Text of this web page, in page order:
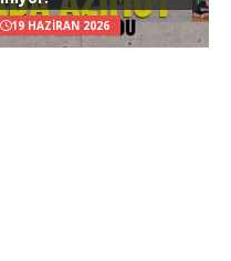
19 HAZIRAN 2026